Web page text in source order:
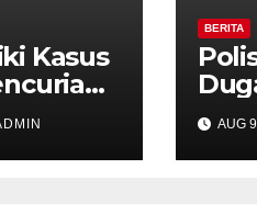
Kasus
Royal
BERITA
diAUG